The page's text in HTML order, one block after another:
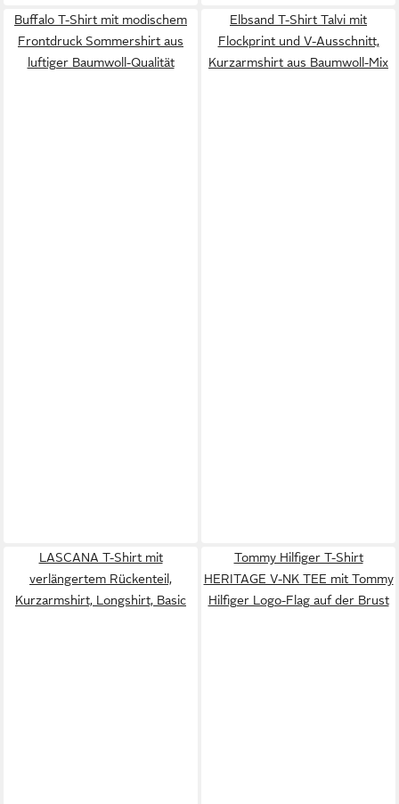
Buffalo T-Shirt mit modischem
Frontdruck Sommershirt aus
luftiger Baumwoll-Qualität
Elbsand T-Shirt Talvi mit
Flockprint und V-Ausschnitt,
Kurzarmshirt aus Baumwoll-Mix
LASCANA T-Shirt mit
verlängertem Rückenteil,
Kurzarmshirt, Longshirt, Basic
Tommy Hilfiger T-Shirt
HERITAGE V-NK TEE mit Tommy
Hilfiger Logo-Flag auf der Brust